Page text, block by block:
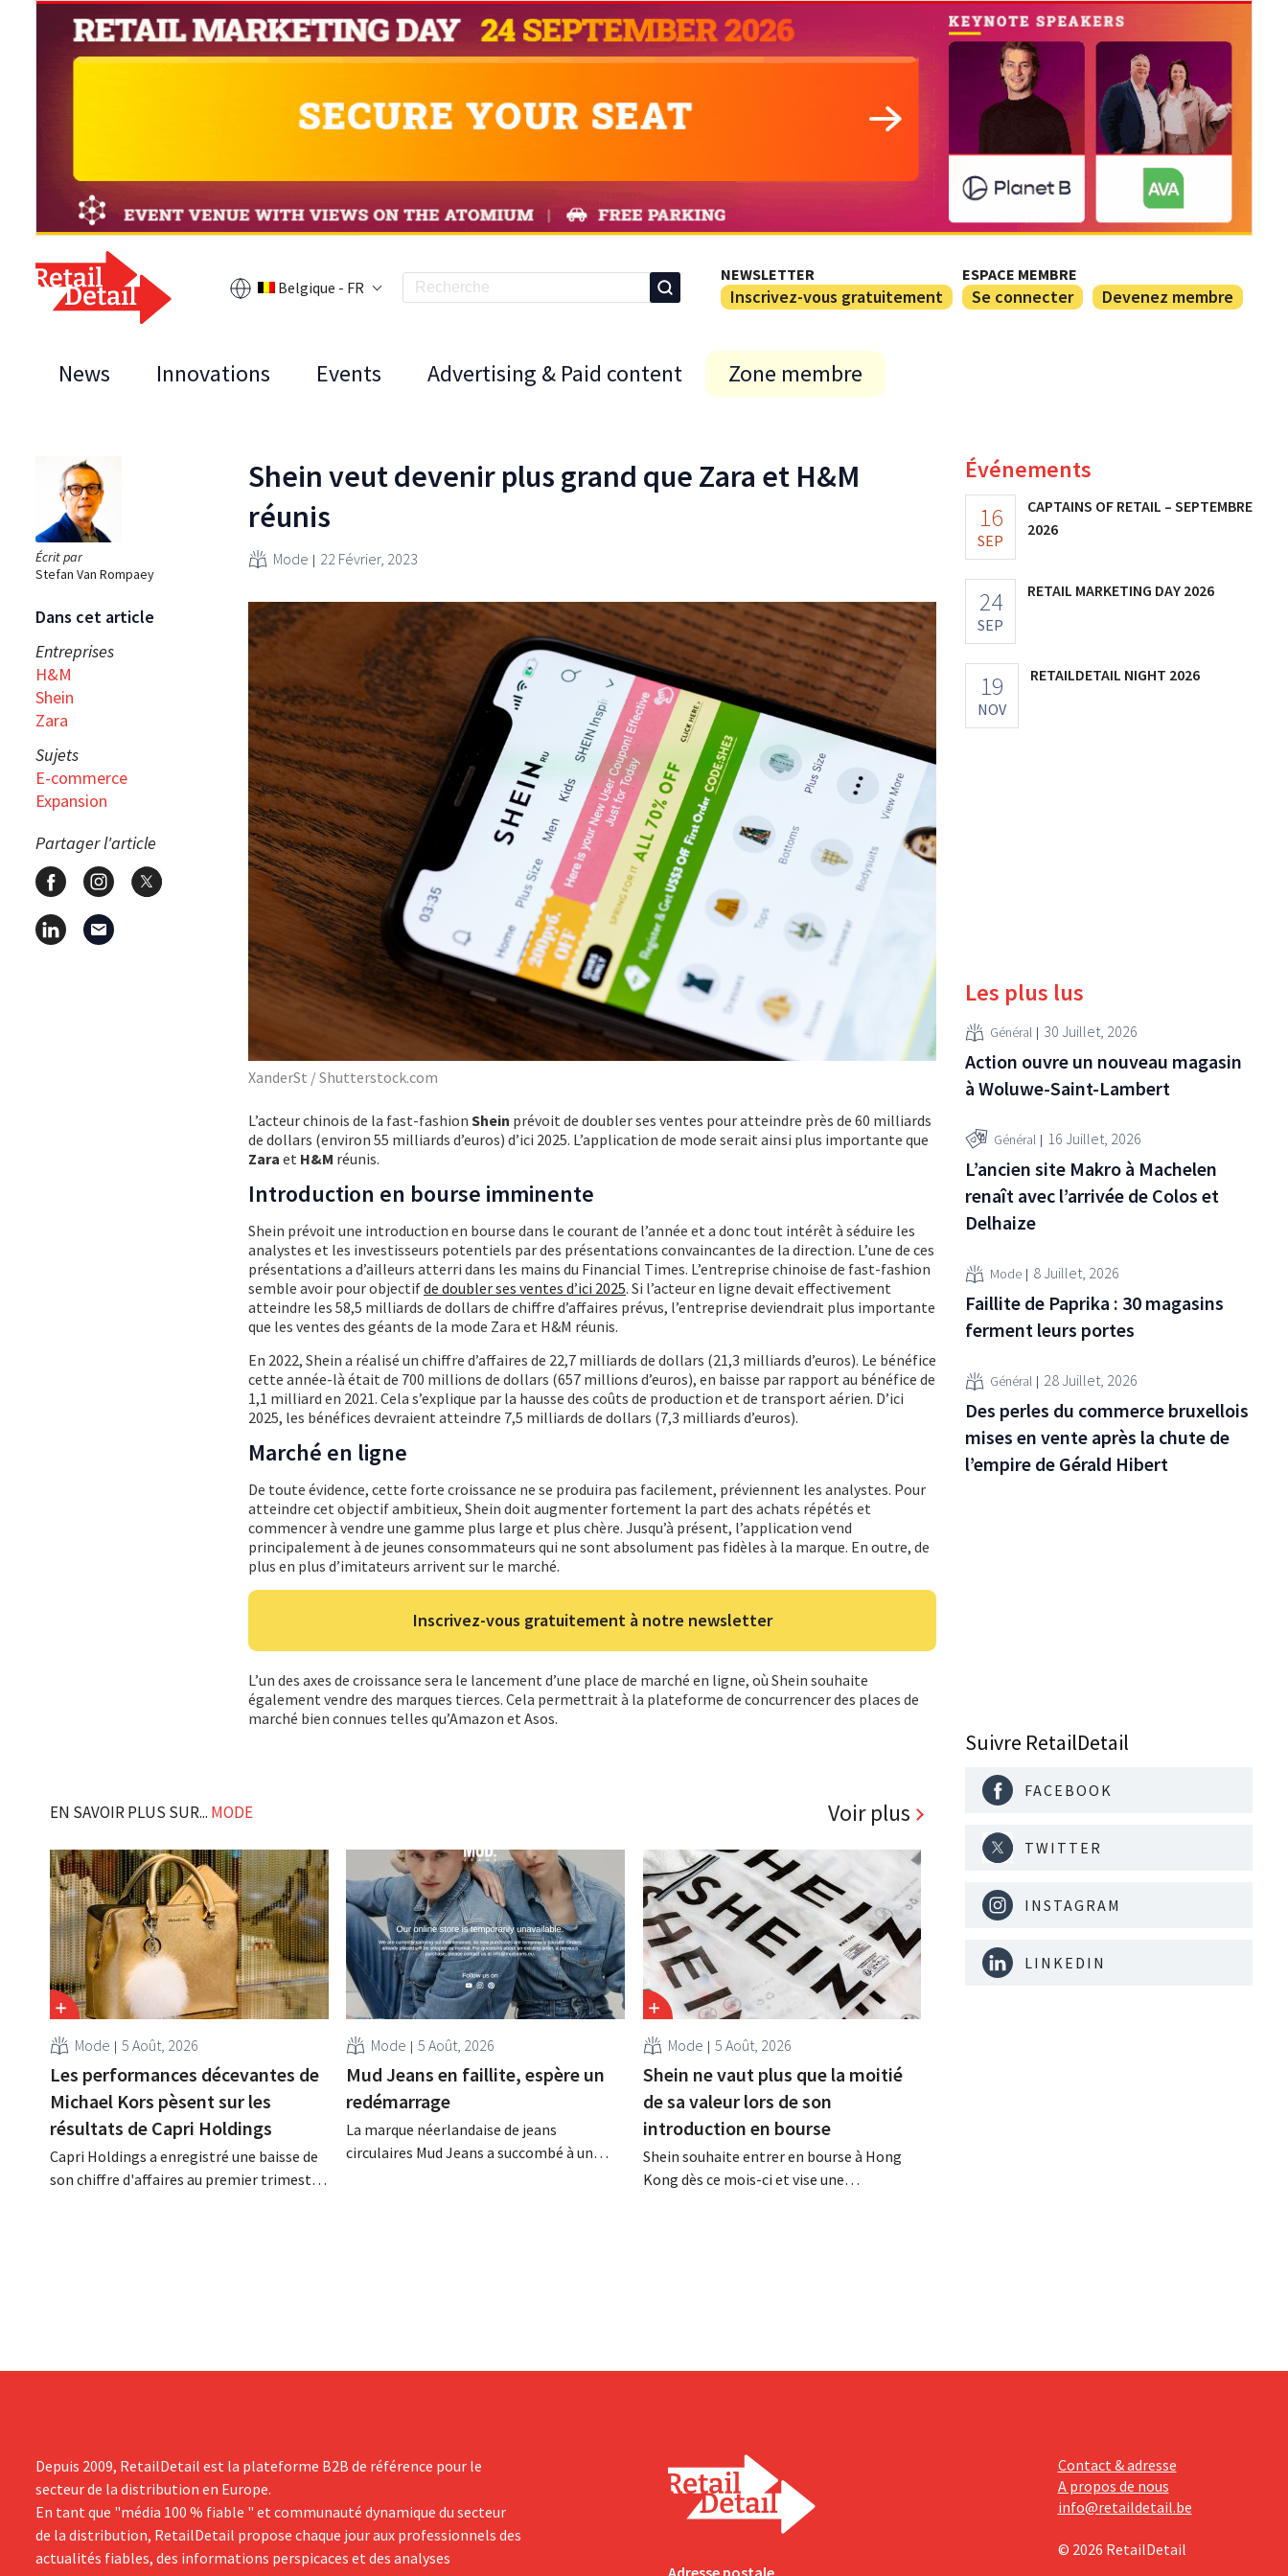
Belgique - FR
NEWSLETTER
Inscrivez-vous gratuitement
ESPACE MEMBRE
Se connecter Devenez membre
News Innovations Events Advertising & Paid content Zone membre
Écrit par
Stefan Van Rompaey
Dans cet article
Entreprises
H&M
Shein
Zara
Sujets
E-commerce
Expansion
Partager l'article
Shein veut devenir plus grand que Zara et H&M
réunis
Mode 22 Février, 2023
XanderSt / Shutterstock.com
L’acteur chinois de la fast-fashion Shein prévoit de doubler ses ventes pour atteindre près de 60 milliards
de dollars (environ 55 milliards d’euros) d’ici 2025. L’application de mode serait ainsi plus importante que
Zara et H&M réunis.
Introduction en bourse imminente
Shein prévoit une introduction en bourse dans le courant de l’année et a donc tout intérêt à séduire les
analystes et les investisseurs potentiels par des présentations convaincantes de la direction. L’une de ces
présentations a d’ailleurs atterri dans les mains du Financial Times. L’entreprise chinoise de fast-fashion
semble avoir pour objectifde doubler ses ventes d’ici 2025. Si l’acteur en ligne devait effectivement
atteindre les 58,5 milliards de dollars de chiffre d’affaires prévus, l’entreprise deviendrait plus importante
que les ventes des géants de la mode Zara et H&M réunis.
En 2022, Shein a réalisé un chiffre d’affaires de 22,7 milliards de dollars (21,3 milliards d’euros). Le bénéfice
cette année-là était de 700 millions de dollars (657 millions d’euros), en baisse par rapport au bénéfice de
1,1 milliard en 2021. Cela s’explique par la hausse des coûts de production et de transport aérien. D’ici
2025, les bénéfices devraient atteindre 7,5 milliards de dollars (7,3 milliards d’euros).
Marché en ligne
De toute évidence, cette forte croissance ne se produira pas facilement, préviennent les analystes. Pour
atteindre cet objectif ambitieux, Shein doit augmenter fortement la part des achats répétés et
commencer à vendre une gamme plus large et plus chère. Jusqu’à présent, l’application vend
principalement à de jeunes consommateurs qui ne sont absolument pas fidèles à la marque. En outre, de
plus en plus d’imitateurs arrivent sur le marché.
Inscrivez-vous gratuitement à notre newsletter
L’un des axes de croissance sera le lancement d’une place de marché en ligne, où Shein souhaite
également vendre des marques tierces. Cela permettrait à la plateforme de concurrencer des places de
marché bien connues telles qu’Amazon et Asos.
EN SAVOIR PLUS SUR... MODE Voir plus
Mode 5 Août, 2026
Les performances décevantes de
Michael Kors pèsent sur les
résultats de Capri Holdings
Capri Holdings a enregistré une baisse de
son chiffre d'affaires au premier trimestre
Mode 5 Août, 2026
Mud Jeans en faillite, espère un
redémarrage
La marque néerlandaise de jeans
circulaires Mud Jeans a succombé à un
Mode 5 Août, 2026
Shein ne vaut plus que la moitié
de sa valeur lors de son
introduction en bourse
Shein souhaite entrer en bourse à Hong
Kong dès ce mois-ci et vise une
Événements
16
SEP
CAPTAINS OF RETAIL – SEPTEMBRE
2026
24
SEP
RETAIL MARKETING DAY 2026
19
NOV
RETAILDETAIL NIGHT 2026
Les plus lus
Général 30 Juillet, 2026
Action ouvre un nouveau magasin
à Woluwe-Saint-Lambert
Général 16 Juillet, 2026
L’ancien site Makro à Machelen
renaît avec l’arrivée de Colos et
Delhaize
Mode 8 Juillet, 2026
Faillite de Paprika : 30 magasins
ferment leurs portes
Général 28 Juillet, 2026
Des perles du commerce bruxellois
mises en vente après la chute de
l’empire de Gérald Hibert
Suivre RetailDetail
FACEBOOK
TWITTER
INSTAGRAM
LINKEDIN
Depuis 2009, RetailDetail est la plateforme B2B de référence pour le
secteur de la distribution en Europe.
En tant que "média 100 % fiable " et communauté dynamique du secteur
de la distribution, RetailDetail propose chaque jour aux professionnels des
actualités fiables, des informations perspicaces et des analyses
Adresse postale
Contact & adresse
A propos de nous
info@retaildetail.be
© 2026 RetailDetail